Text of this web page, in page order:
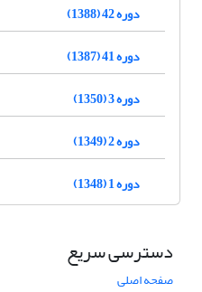
دوره 42 (1388)
دوره 41 (1387)
دوره 3 (1350)
دوره 2 (1349)
دوره 1 (1348)
دسترسی سریع
صفحه اصلی